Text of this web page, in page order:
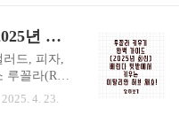
건 나쁜
사고 꿈은
식 속의 불
경계를
반전, 변화
루꼴라 키우기 완벽 가이드 (2025년 최신) 베란다 텃밭에서 키우는 이탈리안 허브 채소!
러드, 피자,
루꼴라(Ruc
실은 실
채소라는
2025. 4. 23.